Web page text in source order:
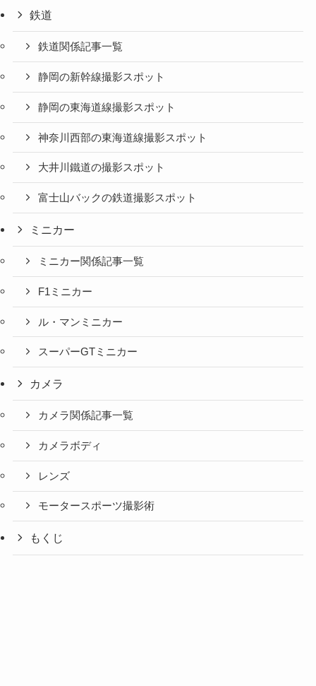
鉄道
鉄道関係記事一覧
静岡の新幹線撮影スポット
静岡の東海道線撮影スポット
神奈川西部の東海道線撮影スポット
大井川鐵道の撮影スポット
富士山バックの鉄道撮影スポット
ミニカー
ミニカー関係記事一覧
F1ミニカー
ル・マンミニカー
スーパーGTミニカー
カメラ
カメラ関係記事一覧
カメラボディ
レンズ
モータースポーツ撮影術
もくじ